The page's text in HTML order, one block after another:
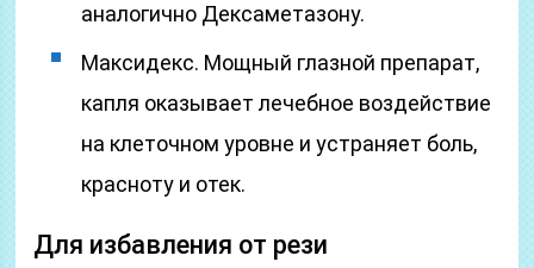
аналогично Дексаметазону.
Максидекс. Мощный глазной препарат,
капля оказывает лечебное воздействие
на клеточном уровне и устраняет боль,
красноту и отек.
Для избавления от рези